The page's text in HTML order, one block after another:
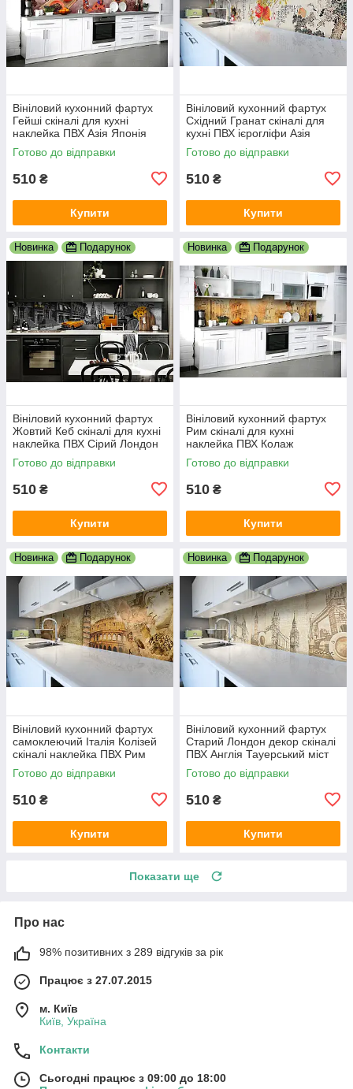
Вініловий кухонний фартух
Гейші скіналі для кухні
наклейка ПВХ Азія Японія
сакура Коричневий 600х2000
мм
Готово до відправки
510 ₴
Купити
Вініловий кухонний фартух
Східний Гранат скіналі для
кухні ПВХ ієрогліфи Азія
Журавель Сірий 600х2000
мм
Готово до відправки
510 ₴
Купити
Новинка Подарунок
Вініловий кухонний фартух
Жовтий Кеб скіналі для кухні
наклейка ПВХ Сірий Лондон
600х2000 мм
Готово до відправки
510 ₴
Купити
Новинка Подарунок
Вініловий кухонний фартух
Рим скіналі для кухні
наклейка ПВХ Колаж
Античність Бежевий
600х2000 мм
Готово до відправки
510 ₴
Купити
Новинка Подарунок
Вініловий кухонний фартух
самоклеючий Італія Колізей
скіналі наклейка ПВХ Рим
Античність бежевий 600х2000
мм
Готово до відправки
510 ₴
Купити
Новинка Подарунок
Вініловий кухонний фартух
Старий Лондон декор скіналі
ПВХ Англія Тауерський міст
ретро Бежевий 600х2000 мм
Готово до відправки
510 ₴
Купити
Показати ще
Про нас
98% позитивних з 289 відгуків за рік
Працює з 27.07.2015
м. Київ
Київ, Україна
Контакти
Сьогодні працює з 09:00 до 18:00